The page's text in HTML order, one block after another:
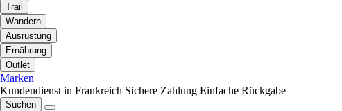
Trail
Wandern
Ausrüstung
Ernährung
Outlet
Marken
Kundendienst in Frankreich Sichere Zahlung Einfache Rückgabe
Suchen